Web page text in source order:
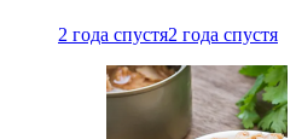
2 года спустя2 года спустя